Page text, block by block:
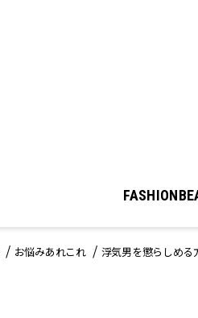
FASHION
お悩みあれこれ 浮気男を懲らしめ